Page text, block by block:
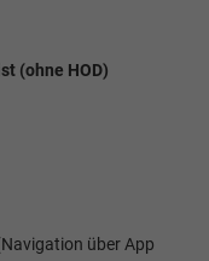
(ohne HOD)
über App